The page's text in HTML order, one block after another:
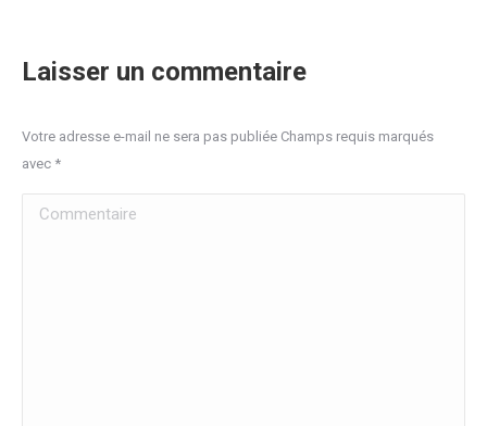
Laisser un commentaire
Votre adresse e-mail ne sera pas publiée Champs requis marqués
avec *
Commentaire